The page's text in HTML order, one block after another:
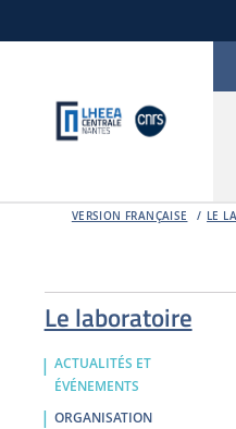
VERSION FRANÇAISE LE
Le laboratoire
ACTUALITÉS ET
ÉVÉNEMENTS
ORGANISATION